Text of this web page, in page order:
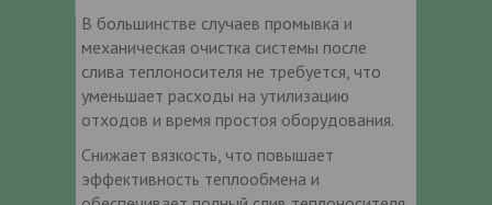
В большинстве случаев промывка и
механическая очистка системы после
слива теплоносителя не требуется, что
уменьшает расходы на утилизацию
отходов и время простоя оборудования.
Снижает вязкость, что повышает
эффективность теплообмена и